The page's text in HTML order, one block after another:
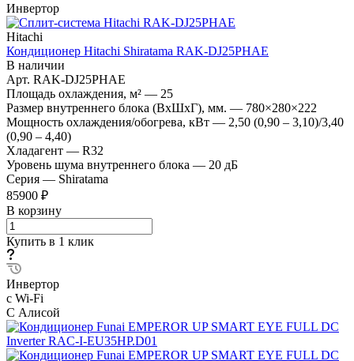
Инвертор
Hitachi
Кондиционер Hitachi Shiratama RAK-DJ25PHAE
В наличии
Арт. RAK-DJ25PHAE
Площадь охлаждения, м² — 25
Размер внутреннего блока (ВхШхГ), мм. — 780×280×222
Мощность охлаждения/обогрева, кВт — 2,50 (0,90 – 3,10)/3,40
(0,90 – 4,40)
Хладагент — R32
Уровень шума внутреннего блока — 20 дБ
Серия — Shiratama
85900 ₽
В корзину
Купить в 1 клик
Инвертор
с Wi-Fi
С Алисой